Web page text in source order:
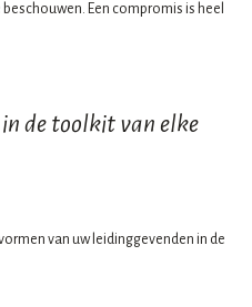
Een compromis is heel
in de toolkit van elke
van uw leidinggevenden in de